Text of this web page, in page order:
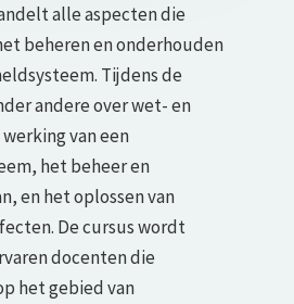
alle aspecten die
beheren en onderhouden
Tijdens de
andere over wet- en
van een
het beheer en
en het oplossen van
De cursus wordt
docenten die
het gebied van